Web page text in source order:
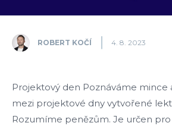
ROBERT KOČÍ 4. 8. 2023
Projektový den Poznáváme mince
mezi projektové dny vytvořené
Rozumíme penězům. Je určen pro